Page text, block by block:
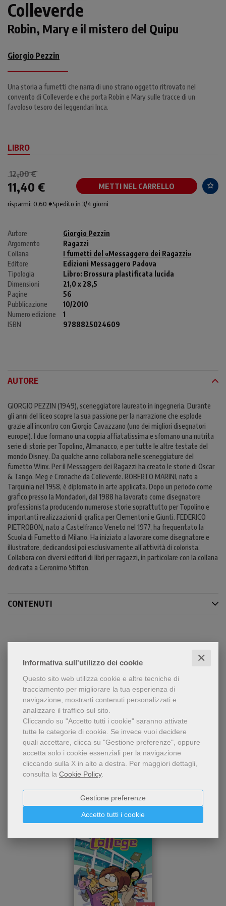
Informativa sull'utilizzo dei cookie ✕
Questo sito web utilizza cookie e altre tecniche di
tracciamento per migliorare la tua esperienza di
navigazione, mostrarti contenuti personalizzati e
analizzare il traffico sul sito.
Cliccando su "Accetto tutti i cookie" saranno attivate
tutte le categorie di cookie. Se invece vuoi decidere
quali accettare, clicca su "Gestione preferenze", oppure
accetta solo i cookie essenziali per la navigazione
cliccando sulla X in alto a destra. Per maggiori dettagli,
consulta la Cookie Policy.
Accetto tutti i cookie
Gestione preferenze
Colleverde
Robin, Mary e il mistero del Quipu
Giorgio Pezzin
Una storia a fumetti che narra di uno strano oggetto ritrovato nel
convento di Colleverde e che porta Robin e Mary sulle tracce di un
favoloso tesoro dei leggendari Inca.
LIBRO
12,00 €
11,40 € METTI NEL CARRELLO
risparmi: 0,60 €Spedito in 3/4 giorni
Autore
Giorgio Pezzin
Argomento
Ragazzi
Collana
I fumetti del «Messaggero dei Ragazzi»
Editore
Edizioni Messaggero Padova
Tipologia
Libro: Brossura plastificata lucida
Dimensioni
21,0 x 28,5
Pagine
56
Pubblicazione
10/2010
Numero edizione
1
ISBN
9788825024609
AUTORE
GIORGIO PEZZIN (1949), sceneggiatore laureato in ingegneria. Durante
gli anni del liceo scopre la sua passione per la narrazione che esplode
grazie all’incontro con Giorgio Cavazzano (uno dei migliori disegnatori
europei). I due formano una coppia affiatatissima e sfornano una nutrita
serie di storie per Topolino, Almanacco, e per tutte le altre testate del
mondo Disney. Da qualche anno collabora nelle sceneggiature del
fumetto Winx. Per il Messaggero dei Ragazzi ha creato le storie di Oscar
& Tango, Meg e Cronache da Colleverde. ROBERTO MARINI, nato a
Tarquinia nel 1958, è diplomato in arte applicata. Dopo un periodo come
grafico presso la Mondadori, dal 1988 ha lavorato come disegnatore
professionista producendo numerose storie soprattutto per Topolino e
importanti realizzazioni di grafica per Clementoni e Giunti. FEDERICO
PIETROBON, nato a Castelfranco Veneto nel 1977, ha frequentato la
Scuola di Fumetto di Milano. Ha iniziato a lavorare come disegnatore e
illustratore, dedicandosi poi esclusivamente all’attività di colorista.
Collabora con diversi editori di libri per ragazzi, in particolare con la collana
dedicata a Geronimo Stilton.
CONTENUTI
Chi ha visto questo prodotto
ha visto anche...